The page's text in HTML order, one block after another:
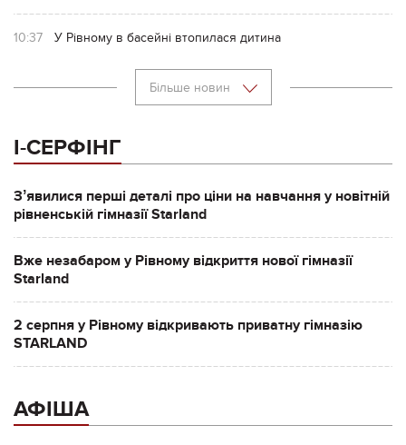
10:37 У Рівному в басейні втопилася дитина
Більше новин
І-СЕРФІНГ
Зʼявилися перші деталі про ціни на навчання у новітній
рівненській гімназії Starland
Вже незабаром у Рівному відкриття нової гімназії
Starland
2 серпня у Рівному відкривають приватну гімназію
STARLAND
АФІША